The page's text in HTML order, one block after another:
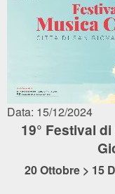
Data: 15/12/2024
19° Festival
20 Ottobre > 15